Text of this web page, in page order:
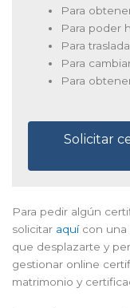
Para
Para poder
Para
Para
Para
Solicitar
Para pedir algún
solicitar aquícon una
que desplazarte y
gestionar online
matrimonio y